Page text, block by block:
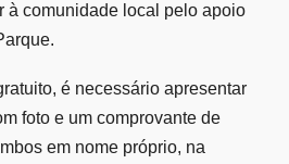
à comunidade local pelo apoio
é necessário apresentar
foto e um comprovante de
em nome próprio, na